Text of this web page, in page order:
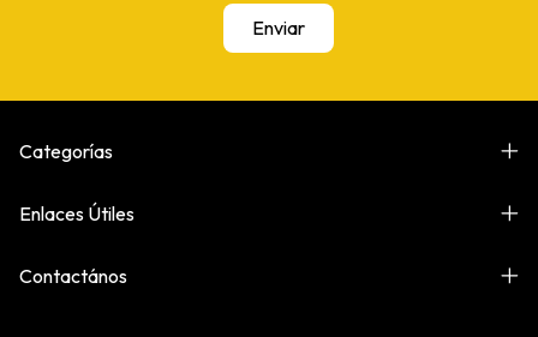
Categorías
Enlaces Útiles
Contactános